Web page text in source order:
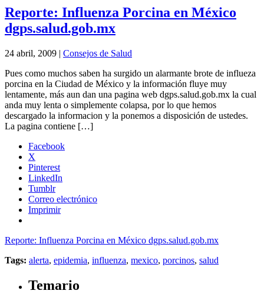
Reporte: Influenza Porcina en México
dgps.salud.gob.mx
24 abril, 2009 | Consejos de Salud
Pues como muchos saben ha surgido un alarmante brote de influeza
porcina en la Ciudad de México y la información fluye muy
lentamente, más aun dan una pagina web dgps.salud.gob.mx la cual
anda muy lenta o simplemente colapsa, por lo que hemos
descargado la informacion y la ponemos a disposición de ustedes.
La pagina contiene […]
Facebook
X
Pinterest
LinkedIn
Tumblr
Correo electrónico
Imprimir
Reporte: Influenza Porcina en México dgps.salud.gob.mx
Tags: alerta, epidemia, influenza, mexico, porcinos, salud
Temario